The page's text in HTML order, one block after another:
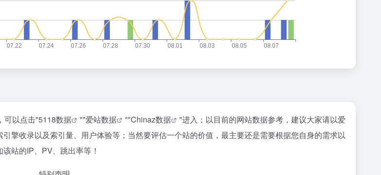
可以点击"5118数据 ""爱站数据 ""Chinaz数据
"进入；以目前的网站数据参考，建议大家请以爱
擎收录以及索引量、用户体验等；当然要评估一个站的价值，最主要还是需要根据您自身的需求以
站的IP、PV、跳出率等！